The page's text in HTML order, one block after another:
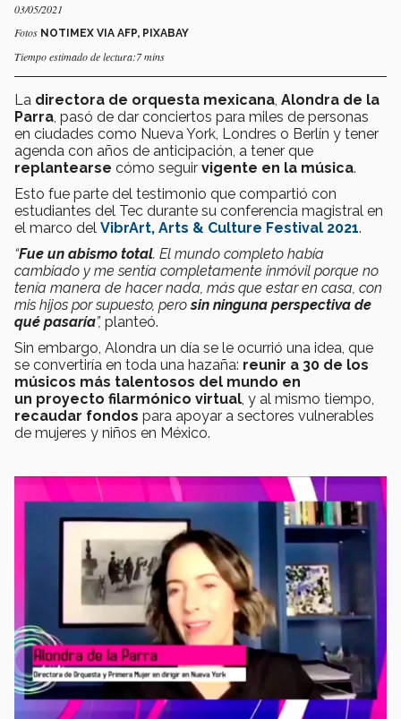
03/05/2021
Fotos NOTIMEX VIA AFP, PIXABAY
Tiempo estimado de lectura:7 mins
La directora de orquesta mexicana Alondra de la
Parra , pasó de dar conciertos para miles de personas
en ciudades como Nueva York, Londres o Berlín y tener
agenda con años de anticipación, a tener que
replantearse cómo seguir vigente en la música.
Esto fue parte del testimonio que compartió con
estudiantes del Tec durante su conferencia magistral en
el marco del VibrArt, Arts & Culture Festival 2021.
“Fue un abismo total. El mundo completo había
cambiado y me sentía completamente inmóvil porque no
tenía manera de hacer nada, más que estar en casa, con
mis hijos por supuesto, perosin ninguna perspectiva de
qué pasaría”, planteó.
Sin embargo, Alondra un día se le ocurrió una idea, que
se convertiría en toda una hazaña: reunir a 30 de los
músicos más talentosos del mundo en
un proyecto filarmónico virtual , y al mismo tiempo,
recaudar fondos para apoyar a sectores vulnerables
de mujeres y niños en México.